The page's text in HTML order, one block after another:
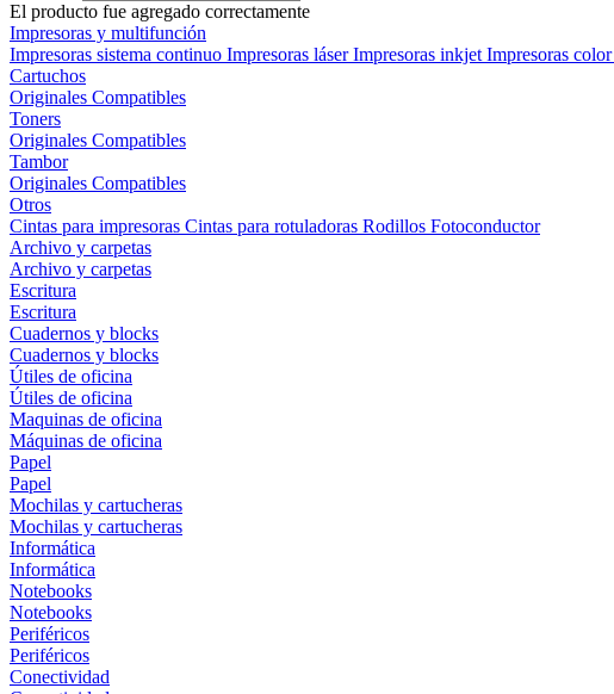
El producto fue agregado correctamente
Impresoras y multifunción
Impresoras sistema continuo Impresoras láserImpresoras inkjet Impresoras color
Cartuchos
Originales Compatibles
Toners
Originales Compatibles
Tambor
Originales Compatibles
Otros
Cintas para impresoras Cintas para rotuladoras Rodillos Fotoconductor
Archivo y carpetas
Archivo y carpetas
Escritura
Escritura
Cuadernos y blocks
Cuadernos y blocks
Útiles de oficina
Útiles de oficina
Maquinas de oficina
Máquinas de oficina
Papel
Papel
Mochilas y cartucheras
Mochilas y cartucheras
Informática
Informática
Notebooks
Notebooks
Periféricos
Periféricos
Conectividad